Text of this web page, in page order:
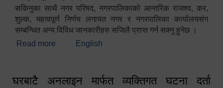
सकिनुका साथै नगर परिषद, नगरपालिकाको आन्तरिक राजश्व, कर,
शुल्क, महत्वपूर्ण निर्णय लगायत नगर र नगरपालिका कार्यालयसंग
सम्बन्धित अन्य विविध जानकारीहरु सजिलै प्राप्त गर्न सक्नु हुनेछ ।
Read more about स्वागतम!!!
English
घरबाटै अनलाइन मार्फत व्यक्तिगत घटना दर्ता